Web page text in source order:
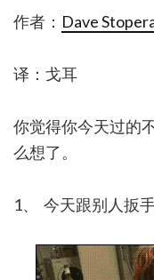
作者： Dave
译：戈耳
你觉得你今天过的
么想了。
1、 今天跟别人扳